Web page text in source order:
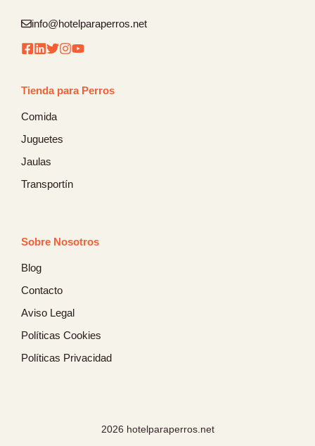
info@hotelparaperros.net
Tienda para Perros
Comida
Juguetes
Jaulas
Transportín
Sobre Nosotros
Blog
Contacto
Aviso Legal
Políticas Cookies
Políticas Privacidad
2026 hotelparaperros.net